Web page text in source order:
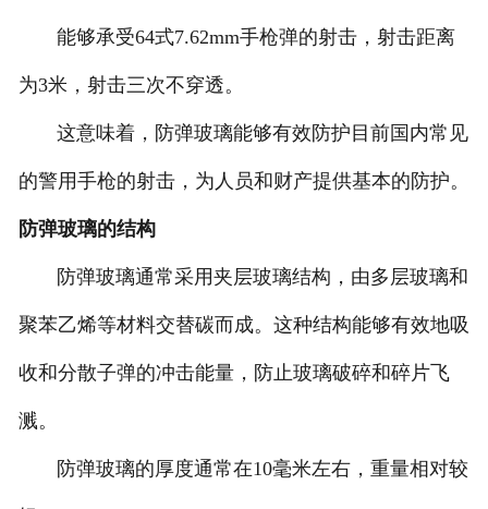
能够承受64式7.62mm手枪弹的射击，射击距离
为3米，射击三次不穿透。
这意味着，防弹玻璃能够有效防护目前国内常见
的警用手枪的射击，为人员和财产提供基本的防护。
防弹玻璃的结构
防弹玻璃通常采用夹层玻璃结构，由多层玻璃和
聚苯乙烯等材料交替碳而成。这种结构能够有效地吸
收和分散子弹的冲击能量，防止玻璃破碎和碎片飞
溅。
防弹玻璃的厚度通常在10毫米左右，重量相对较